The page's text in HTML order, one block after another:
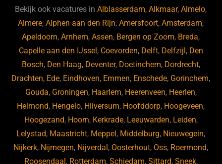
b
o
o
k
ky dI
n
Bekijk ook vacatures inAlblasserdam,Alkmaar,Almelo,
Almere,Alphen aan den Rijn,Amersfoort,Amsterdam,
Apeldoorn,Arnhem,Assen, Bergen op Zoom, Breda,
Capelle aan den IJssel, Coevorden, Delft, Delfzijl, Den
Bosch, Den Haag, Deventer, Doetinchem, Dordrecht,
Drachten, Ede, Eindhoven, Emmen, Enschede, Gorinchem,
Gouda, Groningen, Haarlem, Heerenveen, Heerlen,
Helmond, Hengelo, Hilversum, Hoofddorp, Hoogeveen,
Hoogezand, Hoorn, Kerkrade, Leeuwarden, Leiden,
Lelystad, Maastricht, Meppel, Middelburg, Nieuwegein,
Nijkerk, Nijmegen, Nijverdal, Oosterhout, Oss, Roermond,
Roosendaal, Rotterdam, Schiedam, Sittard, Sneek,